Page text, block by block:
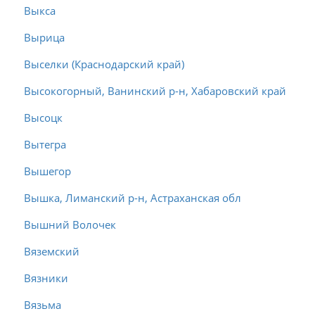
Выкса
Вырица
Выселки (Краснодарский край)
Высокогорный, Ванинский р-н, Хабаровский край
Высоцк
Вытегра
Вышегор
Вышка, Лиманский р-н, Астраханская обл
Вышний Волочек
Вяземский
Вязники
Вязьма